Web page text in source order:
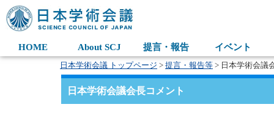
HOME About SCJ 提言・報告 イベント
日本学術会議 トップページ > 提言・報告等 > 日本学術会議
日本学術会議会長コメント